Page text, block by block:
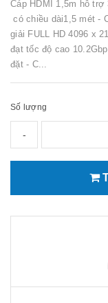
Cáp HDMI 1,5m hỗ trợ
có chiều dài1,5 mét -
giải FULL HD 4096 x
đạt tốc độ cao
đặt - C...
Số lượng
-